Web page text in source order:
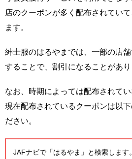
店のクーポンが多く配布されてい
ます。
紳士服のはるやまでは、一部の店
することで、割引になることがあり
なお、時期によっては配布されてい
現在配布されているクーポンは以
ださい。
JAFナビで「はるやま」と検索します